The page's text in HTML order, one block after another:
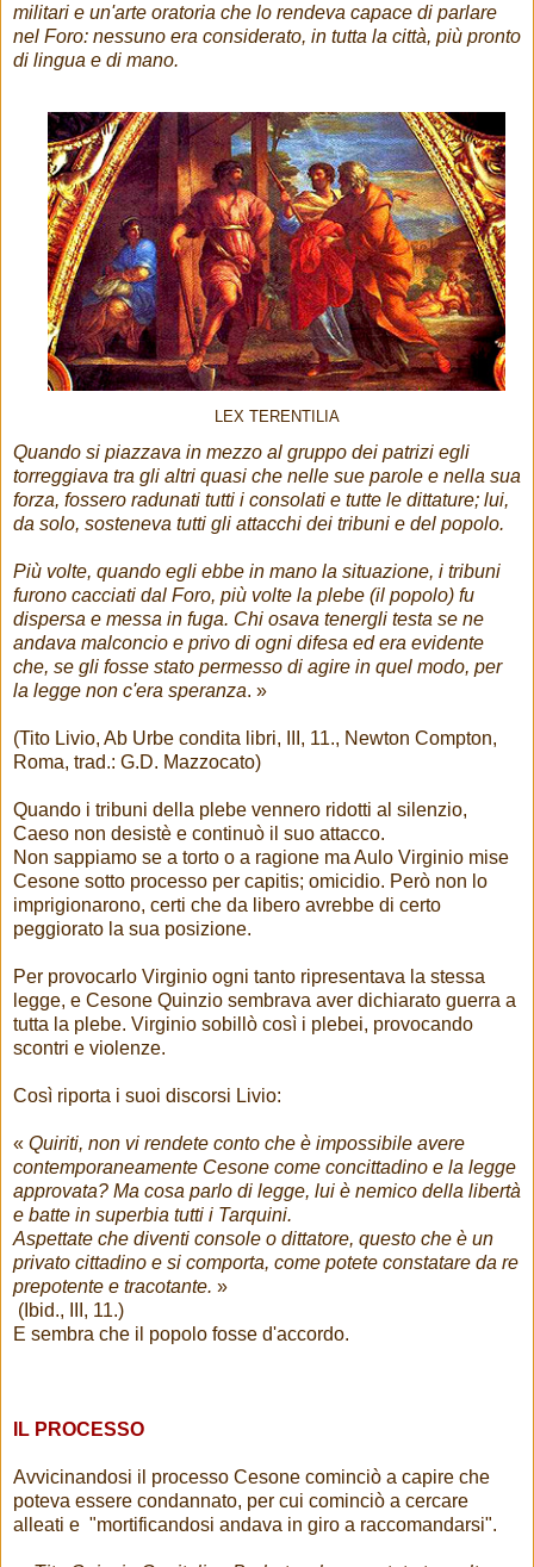
militari e un'arte oratoria che lo rendeva capace di parlare
nel Foro: nessuno era considerato, in tutta la città, più pronto
di lingua e di mano.
LEX TERENTILIA
Quando si piazzava in mezzo al gruppo dei patrizi egli
torreggiava tra gli altri quasi che nelle sue parole e nella sua
forza, fossero radunati tutti i consolati e tutte le dittature; lui,
da solo, sosteneva tutti gli attacchi dei tribuni e del popolo.
Più volte, quando egli ebbe in mano la situazione, i tribuni
furono cacciati dal Foro, più volte la plebe (il popolo) fu
dispersa e messa in fuga. Chi osava tenergli testa se ne
andava malconcio e privo di ogni difesa ed era evidente
che, se gli fosse stato permesso di agire in quel modo, per
la legge non c'era speranza. »
(Tito Livio, Ab Urbe condita libri, III, 11., Newton Compton,
Roma, trad.: G.D. Mazzocato)
Quando i tribuni della plebe vennero ridotti al silenzio,
Caeso non desistè e continuò il suo attacco.
Non sappiamo se a torto o a ragione ma Aulo Virginio mise
Cesone sotto processo per capitis; omicidio. Però non lo
imprigionarono, certi che da libero avrebbe di certo
peggiorato la sua posizione.
Per provocarlo Virginio ogni tanto ripresentava la stessa
legge, e Cesone Quinzio sembrava aver dichiarato guerra a
tutta la plebe. Virginio sobillò così i plebei, provocando
scontri e violenze.
Così riporta i suoi discorsi Livio:
« Quiriti, non vi rendete conto che è impossibile avere
contemporaneamente Cesone come concittadino e la legge
approvata? Ma cosa parlo di legge, lui è nemico della libertà
e batte in superbia tutti i Tarquini.
Aspettate che diventi console o dittatore, questo che è un
privato cittadino e si comporta, come potete constatare da re
prepotente e tracotante. »
(Ibid., III, 11.)
E sembra che il popolo fosse d'accordo.
IL PROCESSO
Avvicinandosi il processo Cesone cominciò a capire che
poteva essere condannato, per cui cominciò a cercare
alleati e "mortificandosi andava in giro a raccomandarsi".